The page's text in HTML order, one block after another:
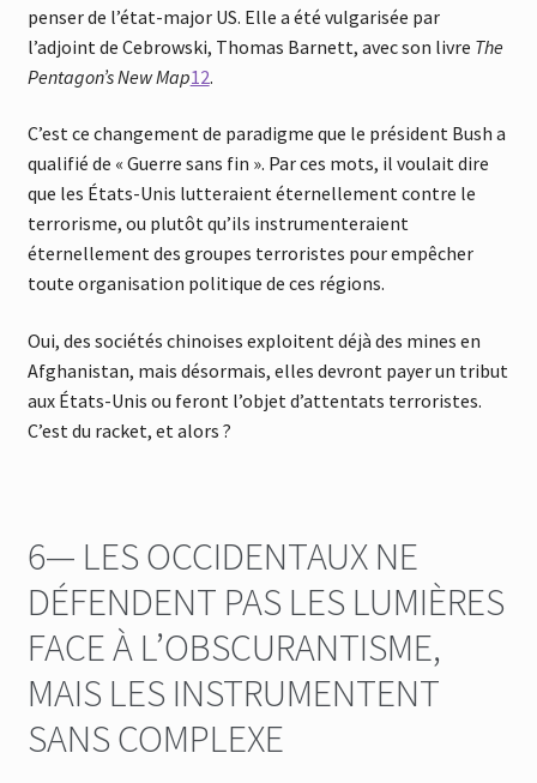
penser de l’état-major US. Elle a été vulgarisée par
l’adjoint de Cebrowski, Thomas Barnett, avec son livre The
Pentagon’s New Map12.
C’est ce changement de paradigme que le président Bush a
qualifié de « Guerre sans fin ». Par ces mots, il voulait dire
que les États-Unis lutteraient éternellement contre le
terrorisme, ou plutôt qu’ils instrumenteraient
éternellement des groupes terroristes pour empêcher
toute organisation politique de ces régions.
Oui, des sociétés chinoises exploitent déjà des mines en
Afghanistan, mais désormais, elles devront payer un tribut
aux États-Unis ou feront l’objet d’attentats terroristes.
C’est du racket, et alors ?
6— LES OCCIDENTAUX NE
DÉFENDENT PAS LES LUMIÈRES
FACE À L’OBSCURANTISME,
MAIS LES INSTRUMENTENT
SANS COMPLEXE